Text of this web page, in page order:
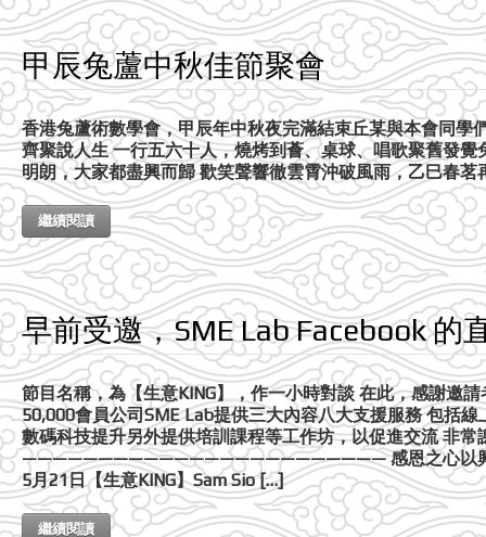
甲辰兔蘆中秋佳節聚會
香港兔蘆術數學會，甲辰年中秋夜完滿結束丘某與本會同
齊聚說人生 一行五六十人，燒烤到薈、桌球、唱歌聚舊發
明朗，大家都盡興而歸 歡笑聲響徹雲霄沖破風雨，乙巳春
繼續閱讀
早前受邀，SME Lab Facebook 的
節目名稱，為【生意KING】，作一小時對談 在此，感謝邀
50,000會員公司SME Lab提供三大內容八大支援服務 包括
數碼科技提升另外提供培訓課程等工作坊，以促進交流 非
———————————————————————— 感恩之心以興趣發展
5月21日【生意KING】Sam Sio […]
繼續閱讀